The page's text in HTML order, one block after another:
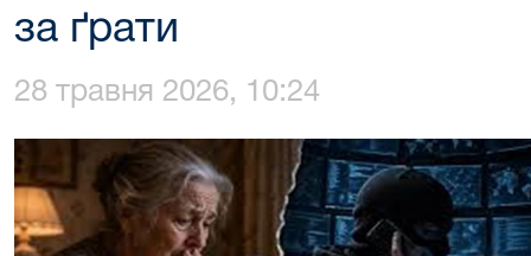
за ґрати
28 травня 2026, 10:24